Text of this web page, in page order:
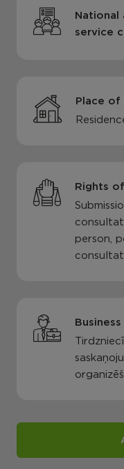
National
service
Place of
Rights
person,
Business